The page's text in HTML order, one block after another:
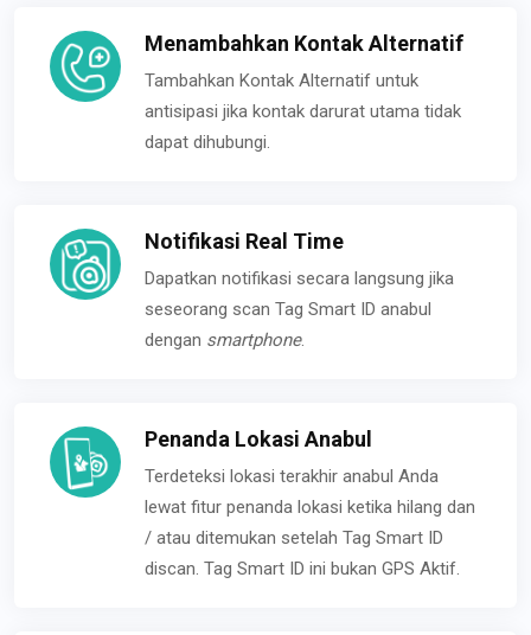
Menambahkan Kontak Alternatif
Tambahkan Kontak Alternatif untuk
antisipasi jika kontak darurat utama tidak
dapat dihubungi.
Notifikasi Real Time
Dapatkan notifikasi secara langsung jika
seseorang scan Tag Smart ID anabul
dengan smartphone.
Penanda Lokasi Anabul
Terdeteksi lokasi terakhir anabul Anda
lewat fitur penanda lokasi ketika hilang dan
/ atau ditemukan setelah Tag Smart ID
discan. Tag Smart ID ini bukan GPS Aktif.